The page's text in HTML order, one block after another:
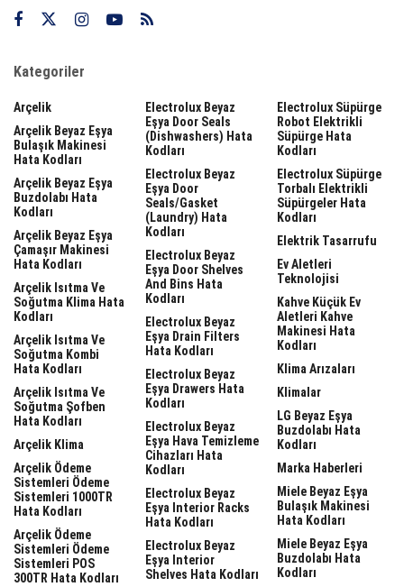
Kategoriler
Arçelik
Arçelik Beyaz Eşya
Bulaşık Makinesi
Hata Kodları
Arçelik Beyaz Eşya
Buzdolabı Hata
Kodları
Arçelik Beyaz Eşya
Çamaşır Makinesi
Hata Kodları
Arçelik Isıtma Ve
Soğutma Klima Hata
Kodları
Arçelik Isıtma Ve
Soğutma Kombi
Hata Kodları
Arçelik Isıtma Ve
Soğutma Şofben
Hata Kodları
Arçelik Klima
Arçelik Ödeme
Sistemleri Ödeme
Sistemleri 1000TR
Hata Kodları
Arçelik Ödeme
Sistemleri Ödeme
Sistemleri POS
300TR Hata Kodları
Electrolux Beyaz
Eşya Door Seals
(dishwashers) Hata
Kodları
Electrolux Beyaz
Eşya Door
Seals/gasket
(laundry) Hata
Kodları
Electrolux Beyaz
Eşya Door Shelves
And Bins Hata
Kodları
Electrolux Beyaz
Eşya Drain Filters
Hata Kodları
Electrolux Beyaz
Eşya Drawers Hata
Kodları
Electrolux Beyaz
Eşya Hava Temizleme
Cihazları Hata
Kodları
Electrolux Beyaz
Eşya Interior Racks
Hata Kodları
Electrolux Beyaz
Eşya Interior
Shelves Hata Kodları
Electrolux Süpürge
Robot Elektrikli
Süpürge Hata
Kodları
Electrolux Süpürge
Torbalı Elektrikli
Süpürgeler Hata
Kodları
Elektrik Tasarrufu
Ev Aletleri
Teknolojisi
Kahve Küçük Ev
Aletleri Kahve
Makinesi Hata
Kodları
Klima Arızaları
Klimalar
LG Beyaz Eşya
Buzdolabı Hata
Kodları
Marka Haberleri
Miele Beyaz Eşya
Bulaşık Makinesi
Hata Kodları
Miele Beyaz Eşya
Buzdolabı Hata
Kodları